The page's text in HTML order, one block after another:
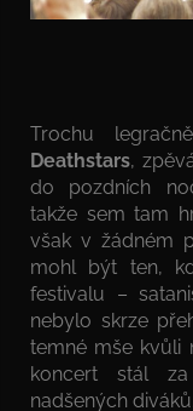
Trochu
Deathstars,
do pozdních
takže sem tam
však v žádném
mohl být ten,
festivalu –
nebylo skrze
temné mše kvůli
koncert stál
nadšených diváků.